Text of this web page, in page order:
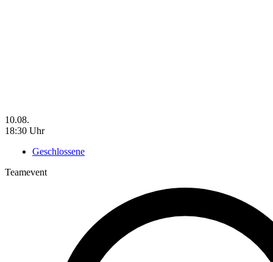
10.08.
18:30 Uhr
Geschlossene
Teamevent